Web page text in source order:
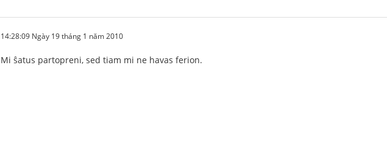
14:28:09 Ngày 19 tháng 1 năm 2010
Mi ŝatus partopreni, sed tiam mi ne havas ferion.